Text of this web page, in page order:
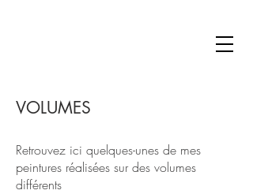
VOLUMES
Retrouvez ici quelques-unes de mes
peintures réalisées sur des volumes
différents